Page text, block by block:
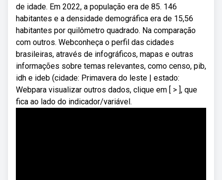
de idade. Em 2022, a população era de 85. 146
habitantes e a densidade demográfica era de 15,56
habitantes por quilômetro quadrado. Na comparação
com outros. Webconheça o perfil das cidades
brasileiras, através de infográficos, mapas e outras
informações sobre temas relevantes, como censo, pib,
idh e ideb (cidade: Primavera do leste | estado:
Webpara visualizar outros dados, clique em [ > ], que
fica ao lado do indicador/variável.